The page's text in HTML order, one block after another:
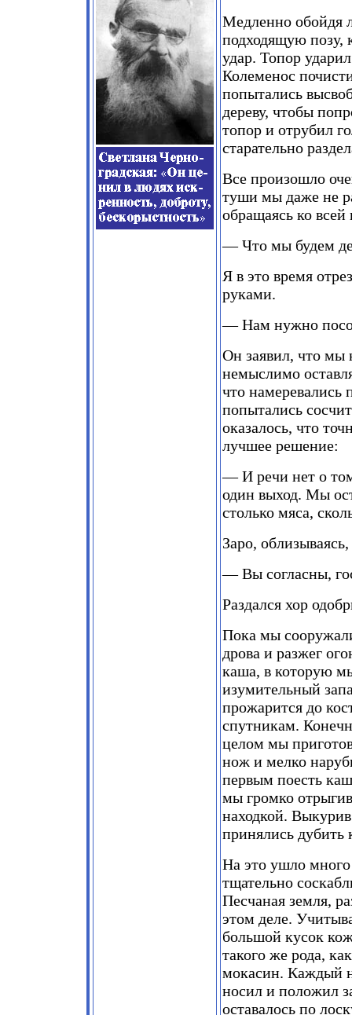
Медленно обойдя
подходящую позу,
удар. Топор
Колеменос
попытались
дереву, чтобы
топор и отрубил
старательно
Все произошло
туши мы даже не
обращаясь ко
— Что мы будем
Я в это время
руками.
— Нам нужно
Он заявил, что мы
немыслимо
что намеревались
попытались
оказалось, что
лучшее решение:
— И речи нет о
один выход. Мы
столько мяса,
Заро,
— Вы согласны,
Раздался хор
Пока мы
дрова и разжег
каша, в которую
изумительный
прожарится до
спутникам.
целом мы
нож и мелко
первым поесть
мы громко
находкой.
принялись дубить
На это ушло
тщательно
Песчаная земля,
этом деле.
большой кусок
такого же рода,
мокасин. Каждый
носил и положил
оставалось по